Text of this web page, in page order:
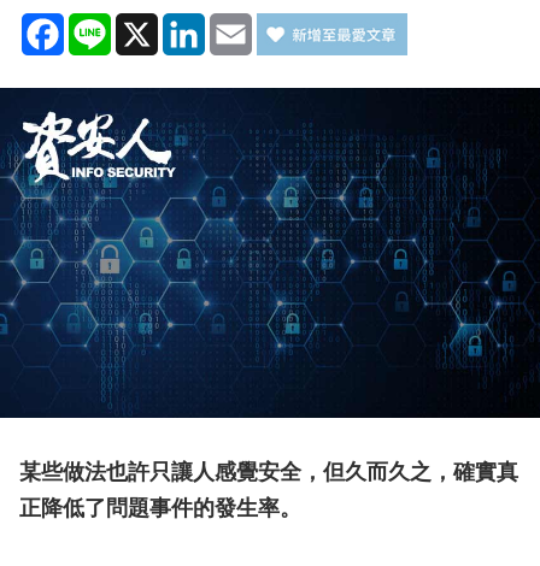
Facebook
Line X LinkedIn
Email
某些做法也許只讓人感覺安全，但久而久之，確實真
正降低了問題事件的發生率。